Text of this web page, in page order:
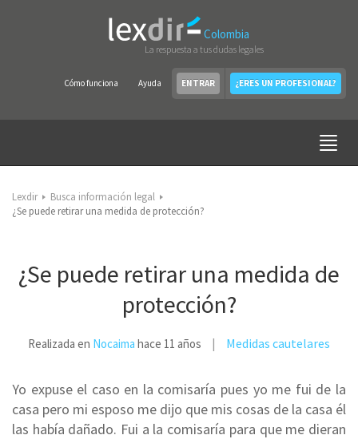
Colombia
La respuesta a tus dudas legales
Cómo funciona Ayuda ENTRAR ¿ERES UN PROFESIONAL?
Lexdir
Busca información legal
¿Se puede retirar una medida de protección?
¿Se puede retirar una medida de
protección?
Realizada en Nocaima hace 11 años Medidas cautelares
Yo expuse el caso en la comisaría pues yo me fui de la
casa pero mi esposo me dijo que mis cosas de la casa él
las había dañado. Fui a la comisaría para que me dieran